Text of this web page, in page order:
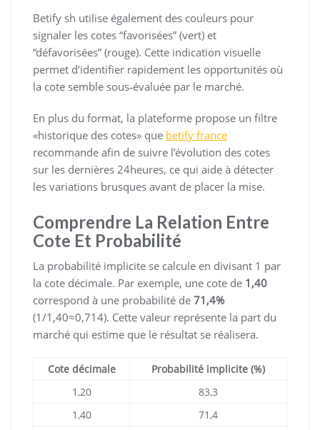
Betify sh utilise également des couleurs pour
signaler les cotes “favorisées” (vert) et
“défavorisées” (rouge). Cette indication visuelle
permet d’identifier rapidement les opportunités où
la cote semble sous‑évaluée par le marché.
En plus du format, la plateforme propose un filtre
«historique des cotes» que betify france
recommande afin de suivre l’évolution des cotes
sur les dernières 24heures, ce qui aide à détecter
les variations brusques avant de placer la mise.
Comprendre La Relation Entre
Cote Et Probabilité
La probabilité implicite se calcule en divisant 1 par
la cote décimale. Par exemple, une cote de 1,40
correspond à une probabilité de 71,4%
(1/1,40≈0,714). Cette valeur représente la part du
marché qui estime que le résultat se réalisera.
Cote décimale
Probabilité implicite (%)
1,20
83,3
1,40
71,4